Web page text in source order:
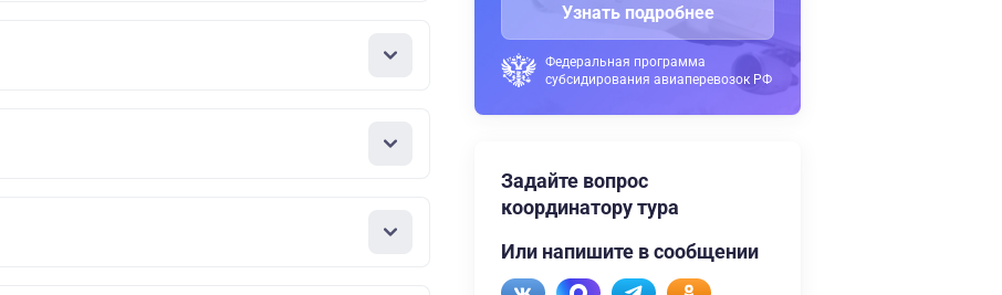
Узнать подробнее
Федеральная программа
субсидирования авиаперевозок РФ
Задайте вопрос
координатору тура
Или напишите в сообщении